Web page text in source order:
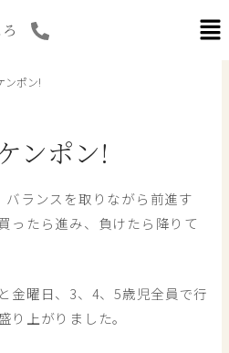
ンポン!
ンポン!
ランスを取りながら前進す
ったら進み、負けたら降りて
金曜日、3、4、5歳児全員で行
り上がりました。